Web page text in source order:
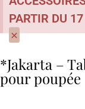
PARTIR DU
×
*Jakarta –
pour poupée